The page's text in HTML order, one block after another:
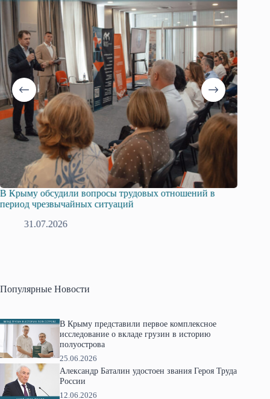
отношений в
Русская община Крыма и Федерация
профсоюзов Крыма укрепляют
Популярные Новости
В Крыму представили первое комплексное
исследование о вкладе грузин в историю
полуострова
25.06.2026
Александр Баталин удостоен звания Героя Труда
России
12.06.2026